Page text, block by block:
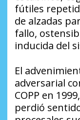
fútiles
de alzadas
fallo,
inducida del
El
adversarial
COPP en
perdió